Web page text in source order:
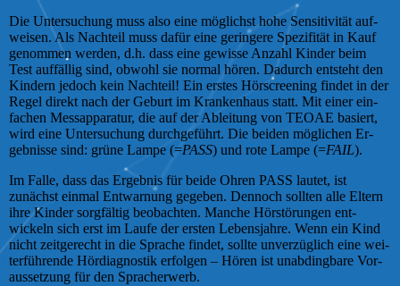
Die Un­ter­su­chung muss also eine mög­lichst hohe Sen­si­ti­vi­tät auf­
weisen. Als Nach­teil muss dafür eine geringere Spe­zi­fi­tät in Kauf
genommen werden, d.h. dass eine gewisse Anzahl Kin­der beim
Test auffällig sind, obwohl sie normal hören. Dadurch entsteht den
Kin­dern je­doch kein Nach­teil! Ein erstes Hör­scree­ning findet in der
Regel direkt nach der Geburt im Kran­ken­haus statt. Mit einer ein­
fachen Mess­ap­pa­ra­tur, die auf der Ab­lei­tung von TEOAE basiert,
wird eine Un­ter­su­chung durch­­ge­­führ­t. Die beiden mög­lichen Er­
geb­nisse sind: grüne Lampe (=PASS) und rote Lampe (=FAIL).
Im Falle, dass das Er­geb­nis für beide Ohren PASS lautet, ist
zunächst einmal Ent­war­nung gegeben. Dennoch sollten alle Eltern
ihre Kin­der sorg­fäl­tig be­o­bach­ten. Manche Hör­­stö­rung­en ent­
wickeln sich erst im Laufe der ersten Le­bens­jahre. Wenn ein Kind
nicht zeit­ge­recht in die Sprache findet, sollte un­ver­züg­lich eine wei­
ter­füh­ren­de Hördiagnostik er­fol­gen – Hören ist un­ab­ding­bare Vor­
aus­set­zung für den Sprach­er­werb.